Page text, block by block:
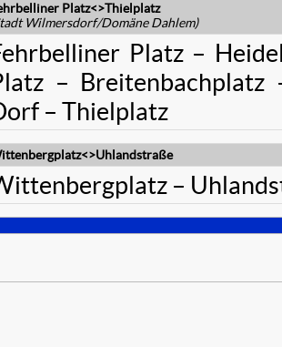
Platz<>Thielplatz
Wilmersdorf/Domäne Dahlem)
Platz –
– Breitenbachplatz
– Thielplatz
–